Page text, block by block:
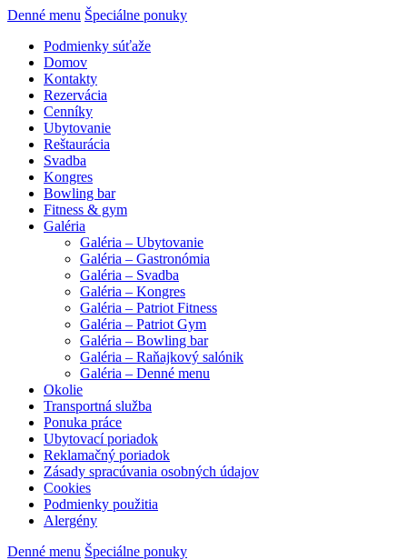
Denné menu Špeciálne ponuky
Podmienky súťaže
Domov
Kontakty
Rezervácia
Cenníky
Ubytovanie
Reštaurácia
Svadba
Kongres
Bowling bar
Fitness & gym
Galéria
Galéria – Ubytovanie
Galéria – Gastronómia
Galéria – Svadba
Galéria – Kongres
Galéria – Patriot Fitness
Galéria – Patriot Gym
Galéria – Bowling bar
Galéria – Raňajkový salónik
Galéria – Denné menu
Okolie
Transportná služba
Ponuka práce
Ubytovací poriadok
Reklamačný poriadok
Zásady spracúvania osobných údajov
Cookies
Podmienky použitia
Alergény
Denné menu Špeciálne ponuky